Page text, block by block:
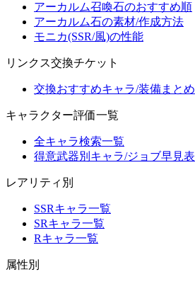
アーカルム召喚石のおすすめ順
アーカルム石の素材/作成方法
モニカ(SSR/風)の性能
リンクス交換チケット
交換おすすめキャラ/装備まとめ
キャラクター評価一覧
全キャラ検索一覧
得意武器別キャラ/ジョブ早見表
レアリティ別
SSRキャラ一覧
SRキャラ一覧
Rキャラ一覧
属性別